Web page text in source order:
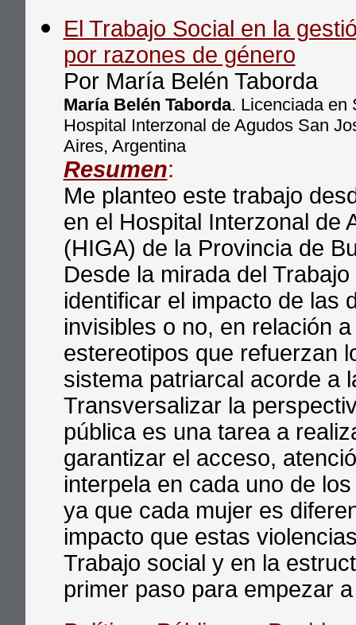
El Trabajo Social en la
por razones de género
Por María Belén Taborda
María Belén Taborda. Licenciada en
Hospital Interzonal de Agudos San
Aires, Argentina
Resumen:
Me planteo este trabajo
en el Hospital Interzonal de
(HIGA) de la Provincia de
Desde la mirada del
identificar el impacto de las
invisibles o no, en relación
estereotipos que refuerzan
sistema patriarcal acorde a
Transversalizar la
pública es una tarea a
garantizar el acceso,
interpela en cada uno de
ya que cada mujer es
impacto que estas
Trabajo social y en la
primer paso para empezar